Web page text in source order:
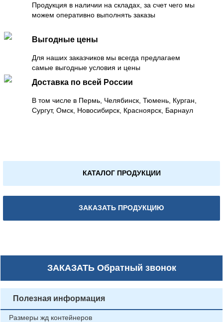
Продукция в наличии на складах, за счет чего мы
можем оперативно выполнять заказы
Выгодные цены
Для наших заказчиков мы всегда предлагаем
самые выгодные условия и цены
Доставка по всей России
В том числе в Пермь, Челябинск, Тюмень, Курган,
Сургут, Омск, Новосибирск, Красноярск, Барнаул
КАТАЛОГ ПРОДУКЦИИ
ЗАКАЗАТЬ ПРОДУКЦИЮ
ЗАКАЗАТЬОбратный звонок
Полезная информация
Размеры жд контейнеров